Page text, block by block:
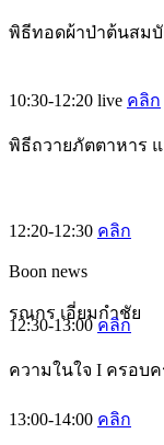
พิธีทอดผ้าป่าต้นสมบั
10:30-12:20 live คลิก
พิธีถวายภัตตาหาร
12:20-12:30 คลิก
Boon news
รณกร เอี่ยมกำชัย
12:30-13:00คลิก
ความในใจ I ครอบ
13:00-14:00 คลิก